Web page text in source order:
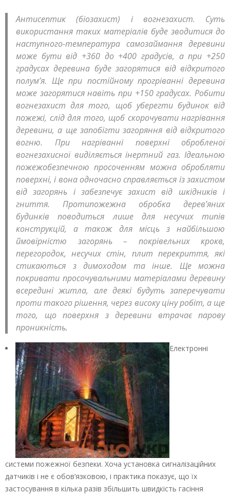
Антисептик (біозахист) і вогнезахист. Суть
використання таких матеріалів буде зводитися до
наступного-температура самозаймання деревини
може бути від +360 до +400 градусів, а при +250
градусах деревина буде загорятися від відкритого
полум’я. Ще при постійному прогріванні деревина
може загорятися навіть при +150 градусах. Робити
вогнезахист для того, щоб уберегти будинок від
пожежі, слід для того, щоб скорочувати нагрівання
деревини, а ще запобігти загоряння від відкритого
вогню. При нагріванні поверхні обробленої
вогнезахисної виділяється інертний газ. Ідеальною
пожежобезпечною просоченням можна обробляти
поверхні, і вона одночасно справляється із захистом
від загорянь і забезпечує захист від шкідників і
гниття. Протипожежна обробка дерев’яних
будинків поводиться лише для несучих типів
конструкцій, а також для місць з найбільшою
ймовірністю загорянь – покрівельних крокв,
перегородок, несучих стін, плит перекриття, які
стикаються з димоходом та інше. Ще можна
покривати просочувальними матеріалами деревину
всередині житла, але деякі будуть заперечувати
проти такого рішення, через високу ціну робіт, а ще
того, що поверхня з деревини втрачає парову
проникність.
Електронні
системи пожежної безпеки. Хоча установка сигналізаційних
датчиків і не є обов’язковою, і практика показує, що їх
застосування в кілька разів збільшить швидкість гасіння